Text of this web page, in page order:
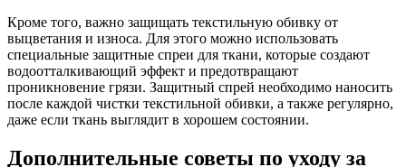
Кроме того, важно защищать текстильную обивку от
выцветания и износа. Для этого можно использовать
специальные защитные спреи для ткани, которые создают
водоотталкивающий эффект и предотвращают
проникновение грязи. Защитный спрей необходимо наносить
после каждой чистки текстильной обивки, а также регулярно,
даже если ткань выглядит в хорошем состоянии.
Дополнительные советы по уходу за